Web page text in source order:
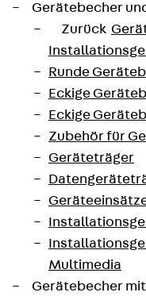
Gerätebecher
Zurück
Runde
Eckige
Eckige
Zubehör für
Geräteträger
Multimedia
Gerätebecher